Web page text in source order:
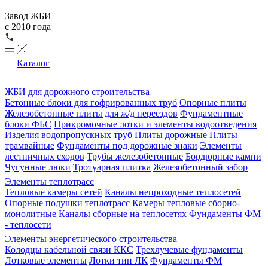
Завод ЖБИ
с 2010 года
Каталог
ЖБИ для дорожного строительства
Бетонные блоки для гофрированных труб Опорные плиты
Железобетонные плиты для ж/д переездов Фундаментные
блоки ФБС Прикромочные лотки и элементы водоотведения
Изделия водопропускных труб Плиты дорожные Плиты
трамвайные Фундаменты под дорожные знаки Элементы
лестничных сходов Трубы железобетонные Бордюрные камни
Чугунные люки Тротуарная плитка Железобетонный забор
Элементы теплотрасс
Тепловые камеры сетей Каналы непроходные теплосетей
Опорные подушки теплотрасс Камеры тепловые сборно-
монолитные Каналы сборные на теплосетях Фундаменты ФМ
- теплосети
Элементы энергетического строительства
Колодцы кабельной связи ККС Трехлучевые фундаменты
Лотковые элементы Лотки тип ЛК Фундаменты ФМ